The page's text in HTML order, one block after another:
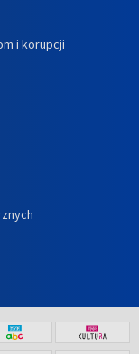
i korupcji